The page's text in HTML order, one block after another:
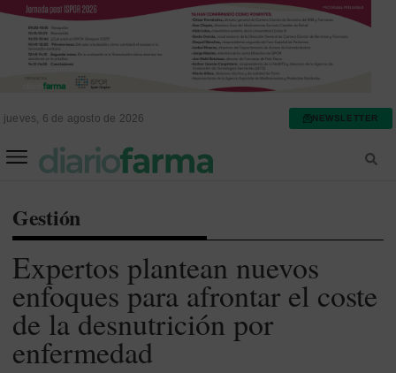
jueves, 6 de agosto de 2026 NEWSLETTER
Gestión
Expertos plantean nuevos
enfoques para afrontar el coste
de la desnutrición por
enfermedad